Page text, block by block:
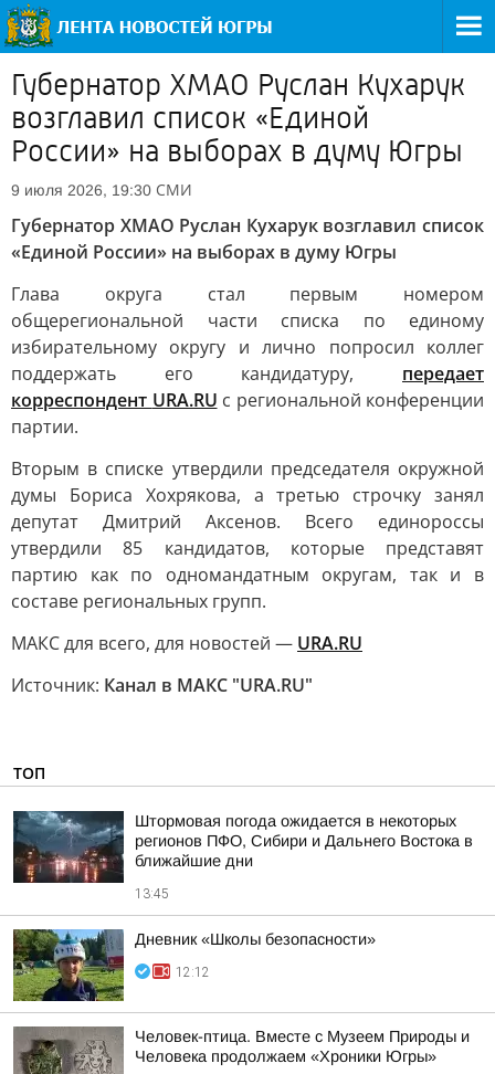
Губернатор ХМАО Руслан Кухарук
возглавил список «Единой
России» на выборах в думу Югры
9 июля 2026, 19:30 СМИ
Губернатор ХМАО Руслан Кухарук возглавил список
«Единой России» на выборах в думу Югры
Глава округа стал первым номером
общерегиональной части списка по единому
избирательному округу и лично попросил коллег
поддержать его кандидатуру, передает
корреспондент URA.RU с региональной конференции
партии.
Вторым в списке утвердили председателя окружной
думы Бориса Хохрякова, а третью строчку занял
депутат Дмитрий Аксенов. Всего единороссы
утвердили 85 кандидатов, которые представят
партию как по одномандатным округам, так и в
составе региональных групп.
МАКС для всего, для новостей — URA.RU
Источник: Канал в МАКС "URA.RU"
ТОП
Штормовая погода ожидается в некоторых
регионов ПФО, Сибири и Дальнего Востока в
ближайшие дни
13:45
Дневник «Школы безопасности»
12:12
Человек-птица. Вместе с Музеем Природы и
Человека продолжаем «Хроники Югры»